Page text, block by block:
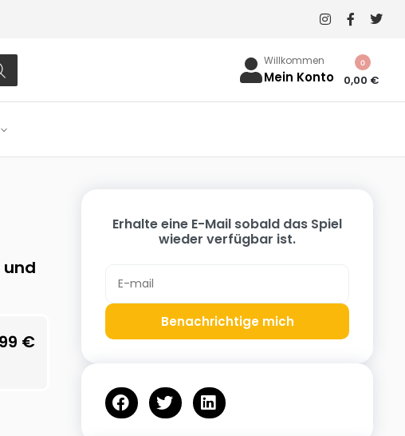
Willkommen
Mein Konto 0,00 €
0
und
€
Erhalte eine E-Mail sobald das Spiel
wieder verfügbar ist.
Benachrichtige mich